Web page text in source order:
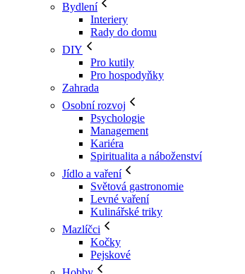
Bydlení
Interiery
Rady do domu
DIY
Pro kutily
Pro hospodyňky
Zahrada
Osobní rozvoj
Psychologie
Management
Kariéra
Spiritualita a náboženství
Jídlo a vaření
Světová gastronomie
Levné vaření
Kulinářské triky
Mazlíčci
Kočky
Pejskové